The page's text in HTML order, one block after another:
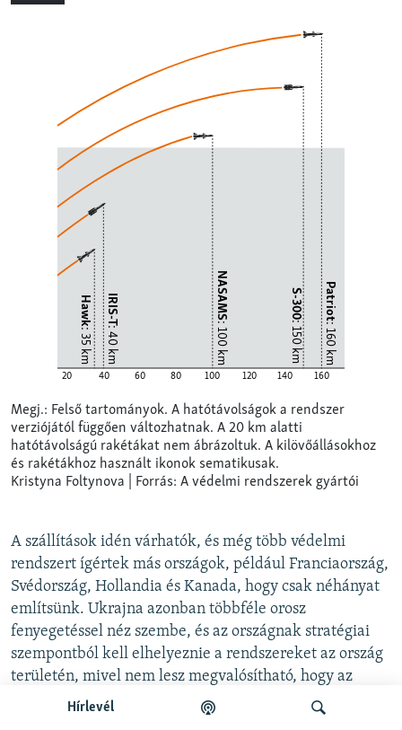
Hírlevél
A szállítások idén várhatók, és még több védelmi
rendszert ígértek más országok, például Franciaország,
Svédország, Hollandia és Kanada, hogy csak néhányat
említsünk. Ukrajna azonban többféle orosz
fenyegetéssel néz szembe, és az országnak stratégiai
szempontból kell elhelyeznie a rendszereket az ország
területén, mivel nem lesz megvalósítható, hogy az
egész területet lefedje.